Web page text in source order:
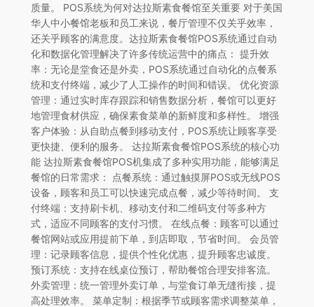
质量。 POS系统为何对达拉斯素食餐馆至关重要 对于美国
华人中小餐馆老板和员工来说，餐厅管理不仅关乎效率，
还关乎顾客的满意度。达拉斯素食餐馆POS系统通过自动
化和数据化管理解决了许多传统运营中的痛点： 提升效
率：无论是堂食还是外卖，POS系统通过自动化的点餐系
统和支付终端，减少了人工操作的时间和错误。 优化资源
管理：通过实时库存跟踪和销售数据分析，餐馆可以更好
地管理食材供应，确保素食菜单的新鲜度和多样性。 增强
客户体验：从自助点餐到移动支付，POS系统让顾客享受
更快捷、便利的服务。 达拉斯素食餐馆POS系统的核心功
能 达拉斯素食餐馆POS机集成了多种实用功能，能够满足
餐馆的日常需求： 点餐系统：通过触摸屏POS或无线POS
设备，顾客和员工可以快速完成点餐，减少等待时间。 支
付终端：支持刷卡机、移动支付和二维码支付等多种方
式，适应不同顾客的支付习惯。 在线点餐：顾客可以通过
餐馆网站或应用提前下单，到店即取，节省时间。 会员管
理：记录顾客信息，提供个性化优惠，提升顾客忠诚度。
预订系统：支持在线桌位预订，帮助餐馆合理安排客流。
外卖管理：统一管理外卖订单，与堂食订单无缝衔接，提
高处理效率。 菜单定制：根据季节或顾客需求调整菜单，